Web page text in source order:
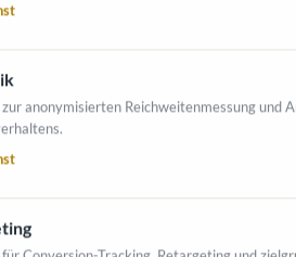
AUSSTELLER
anonymisierten Reichweitenmessung und